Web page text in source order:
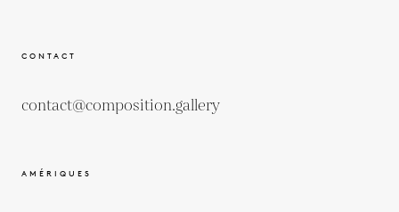
CONTACT
contact@composition.gallery
AMÉRIQUES